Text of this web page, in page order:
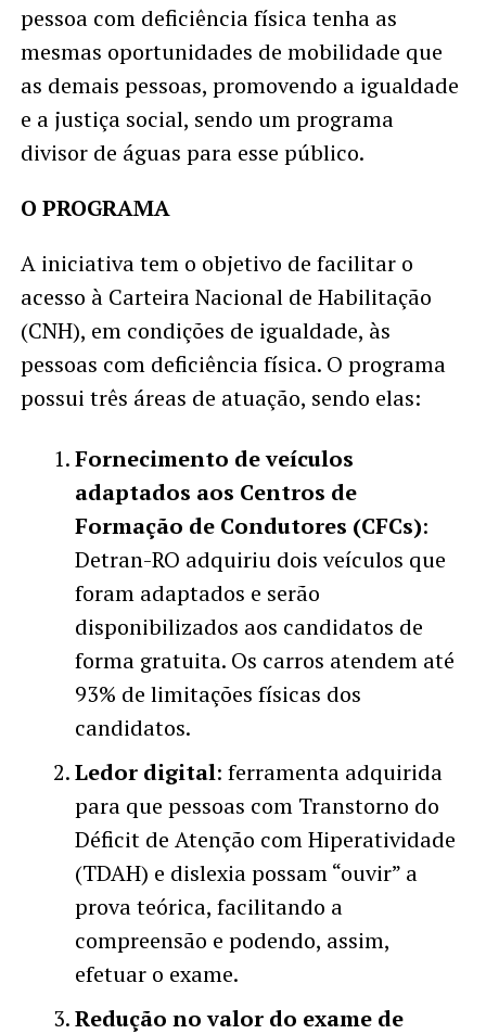
pessoa com deficiência física tenha as
mesmas oportunidades de mobilidade que
as demais pessoas, promovendo a igualdade
e a justiça social, sendo um programa
divisor de águas para esse público.
O PROGRAMA
A iniciativa tem o objetivo de facilitar o
acesso à Carteira Nacional de Habilitação
(CNH), em condições de igualdade, às
pessoas com deficiência física. O programa
possui três áreas de atuação, sendo elas:
Fornecimento de veículos
adaptados aos Centros de
Formação de Condutores (CFCs):
Detran-RO adquiriu dois veículos que
foram adaptados e serão
disponibilizados aos candidatos de
forma gratuita. Os carros atendem até
93% de limitações físicas dos
candidatos.
Ledor digital: ferramenta adquirida
para que pessoas com Transtorno do
Déficit de Atenção com Hiperatividade
(TDAH) e dislexia possam “ouvir” a
prova teórica, facilitando a
compreensão e podendo, assim,
efetuar o exame.
Redução no valor do exame de